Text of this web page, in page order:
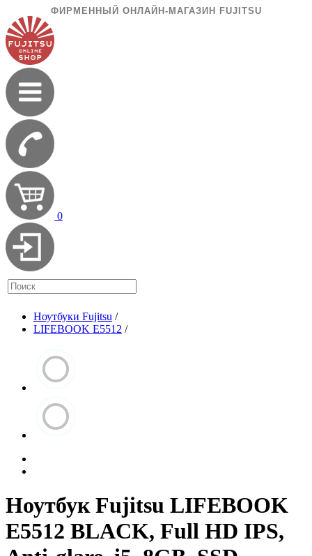
ФИРМЕННЫЙ ОНЛАЙН-МАГАЗИН FUJITSU
0
Ноутбуки Fujitsu /
LIFEBOOK E5512 /
Ноутбук Fujitsu LIFEBOOK
E5512 BLACK, Full HD IPS,